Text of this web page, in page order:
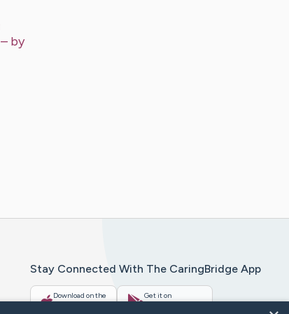
– by
Stay Connected With The CaringBridge App
Download on the Get it on